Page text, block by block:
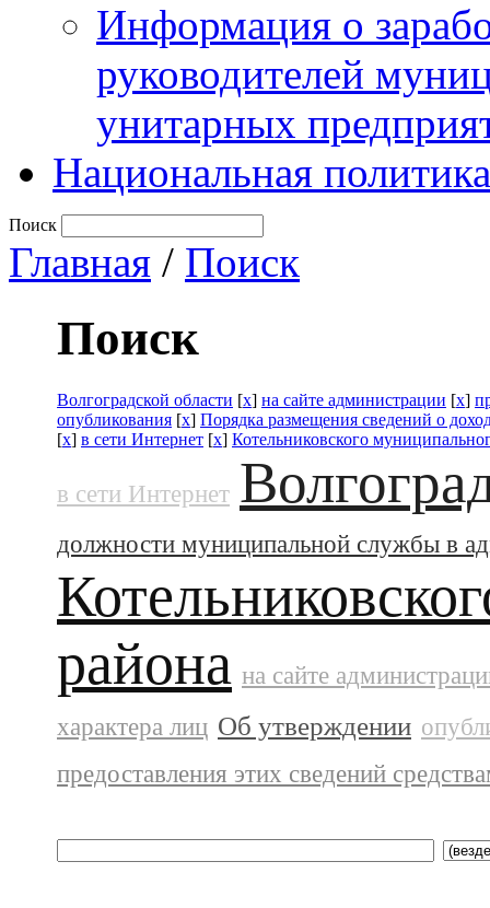
Информация о
руководителей
унитарных
Национальная политика
Поиск
Главная / Поиск
Поиск
Волгоградской области [x] на сайте администрации [x]
опубликования [x] Порядка размещения сведений о
[x] в сети Интернет [x] Котельниковского
в сети Интернет
должности муниципальной службы в
района на сайте
характера лиц Об утверждении
предоставления этих сведений